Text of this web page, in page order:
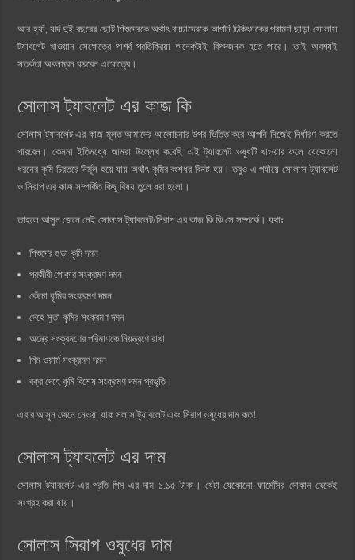
আর হ্যাঁ, যদি দুই বছরের ছোট শিশুদেরকে অর্থাৎ বাচ্চাদেরকে আপনি চিকিৎসকের পরামর্শ ছাড়া সোলাস
ট্যাবলেট খাওয়ান সেক্ষেত্রে পার্শ্ব প্রতিক্রিয়া অনেকটাই বিপদজনক হতে পারে। তাই অবশ্যই
সতর্কতা অবলম্বন করবেন এক্ষেত্রে।
সোলাস ট্যাবলেট এর কাজ কি
সোলাস ট্যাবলেট এর কাজ মূলত আমাদের আলোচনার উপর ভিত্তি করে আপনি নিজেই নির্ধারণ করতে
পারবেন। কেননা ইতিমধ্যে আমরা উল্লেখ করেছি এই ট্যাবলেট ওষুধটি খাওয়ার ফলে যেকোনো
ধরনের কৃমি চিরতরে নির্মূল হয়ে যায় অর্থাৎ কৃমির বংশধর বিনষ্ট হয়। তবুও এ পর্যায়ে সোলাস ট্যাবলেট
ও সিরাপ এর কাজ সম্পর্কিত কিছু বিষয় তুলে ধরা হলো।
তাহলে আসুন জেনে নেই সোলাস ট্যাবলেট/সিরাপ এর কাজ কি কি সে সম্পর্কে। যথাঃ
শিশুদের গুড়া কৃমি দমন
পরজীবী পোকার সংক্রমণ দমন
কেঁচো কৃমির সংক্রমণ দমন
দেহে সুতা কৃমির সংক্রমণ দমন
অন্ত্রে সংক্রমণের পরিমাণকে নিয়ন্ত্রণে রাখা
পিম ওয়ার্ম সংক্রমণ দমন
বক্র দেহে কৃমি বিশেষ সংক্রমণ দমন প্রভৃতি।
এবার আসুন জেনে নেওয়া যাক সলাস ট্যাবলেট এবং সিরাপ ওষুধের দাম কত!
সোলাস ট্যাবলেট এর দাম
সোলাস ট্যাবলেট এর প্রতি পিস এর দাম ১.১৫ টাকা। যেটা যেকোনো ফার্মেসির দোকান থেকেই
সংগ্রহ করা যায়।
সোলাস সিরাপ ওষুধের দাম